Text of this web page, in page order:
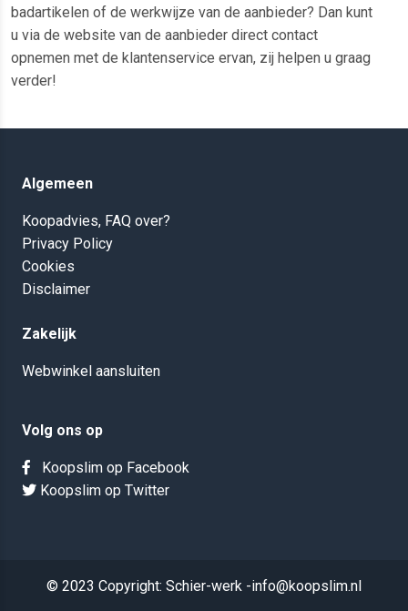
badartikelen of de werkwijze van de aanbieder? Dan kunt
u via de website van de aanbieder direct contact
opnemen met de klantenservice ervan, zij helpen u graag
verder!
Algemeen
Koopadvies, FAQ over?
Privacy Policy
Cookies
Disclaimer
Zakelijk
Webwinkel aansluiten
Volg ons op
Koopslim op Facebook
Koopslim op Twitter
© 2023 Copyright: Schier-werk -info@koopslim.nl